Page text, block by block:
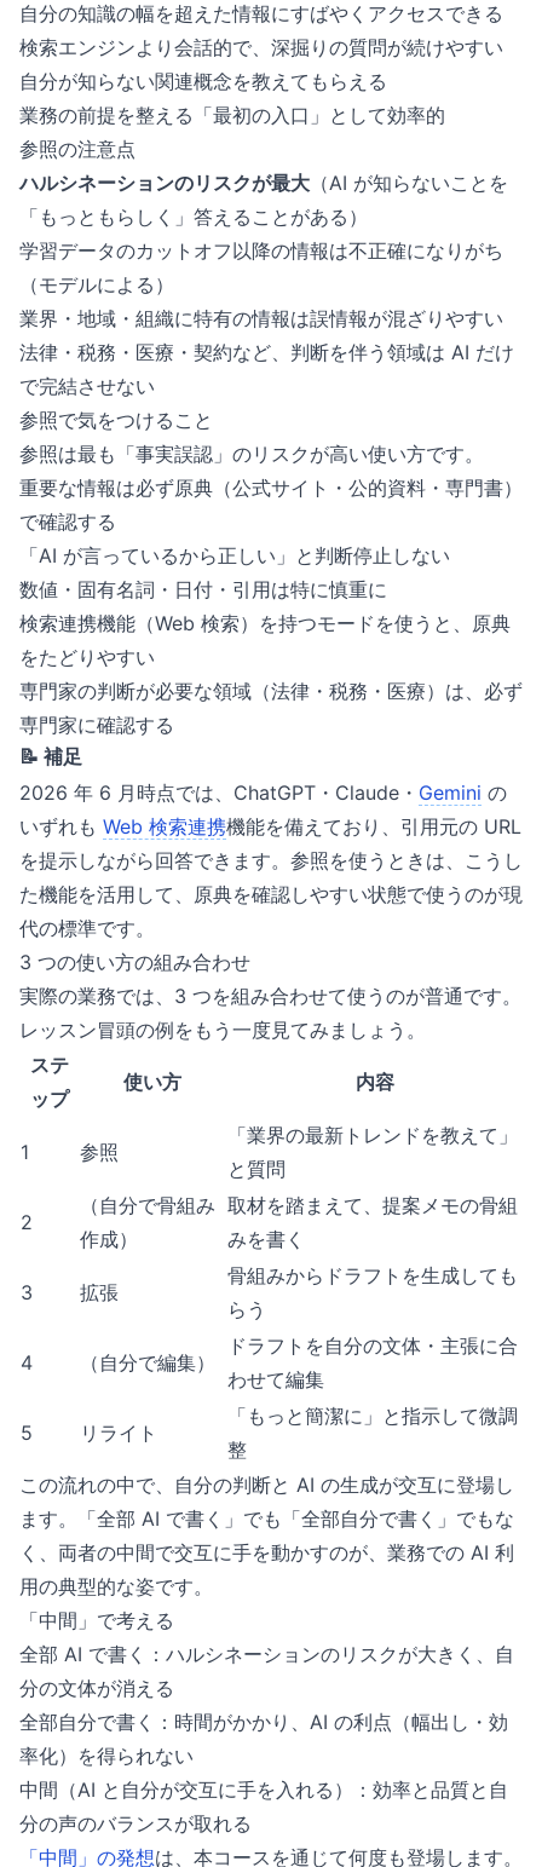
自分の知識の幅を超えた情報にすばやくアクセスできる
検索エンジンより会話的で、深掘りの質問が続けやすい
自分が知らない関連概念を教えてもらえる
業務の前提を整える「最初の入口」として効率的
参照の注意点
ハルシネーションのリスクが最大 （AI が知らないことを
「もっともらしく」答えることがある）
学習データのカットオフ以降の情報は不正確になりがち
（モデルによる）
業界・地域・組織に特有の情報は誤情報が混ざりやすい
法律・税務・医療・契約など、判断を伴う領域は AI だけ
で完結させない
参照で気をつけること
参照は最も「事実誤認」のリスクが高い使い方です。
重要な情報は必ず原典（公式サイト・公的資料・専門書）
で確認する
「AI が言っているから正しい」と判断停止しない
数値・固有名詞・日付・引用は特に慎重に
検索連携機能（Web 検索）を持つモードを使うと、原典
をたどりやすい
専門家の判断が必要な領域（法律・税務・医療）は、必ず
専門家に確認する
📝 補足
2026 年 6 月時点では、ChatGPT・Claude・ Gemini の
いずれも Web 検索連携機能を備えており、引用元の URL
を提示しながら回答できます。参照を使うときは、こうし
た機能を活用して、原典を確認しやすい状態で使うのが現
代の標準です。
3 つの使い方の組み合わせ
実際の業務では、3 つを組み合わせて使うのが普通です。
レッスン冒頭の例をもう一度見てみましょう。
ステ
ップ
使い方 内容
1 参照
「業界の最新トレンドを教えて」
と質問
2
（自分で骨組み
作成）
取材を踏まえて、提案メモの骨組
みを書く
3 拡張
骨組みからドラフトを生成しても
らう
4 （自分で編集）
ドラフトを自分の文体・主張に合
わせて編集
5 リライト
「もっと簡潔に」と指示して微調
整
この流れの中で、自分の判断と AI の生成が交互に登場し
ます。「全部 AI で書く」でも「全部自分で書く」でもな
く、両者の中間で交互に手を動かすのが、業務での AI 利
用の典型的な姿です。
「中間」で考える
全部 AI で書く：ハルシネーションのリスクが大きく、自
分の文体が消える
全部自分で書く：時間がかかり、AI の利点（幅出し・効
率化）を得られない
中間（AI と自分が交互に手を入れる）：効率と品質と自
分の声のバランスが取れる
「中間」の発想は、本コースを通じて何度も登場します。